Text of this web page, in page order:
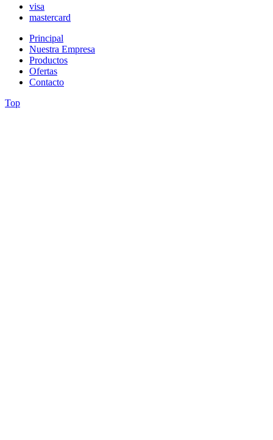
visa
mastercard
Principal
Nuestra Empresa
Productos
Ofertas
Contacto
Top